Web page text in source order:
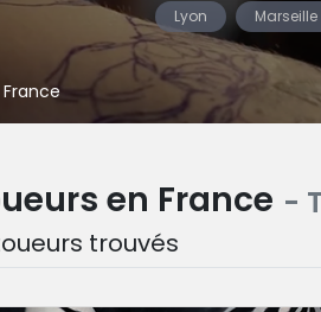
Lyon Marseille
en France -
trouvés